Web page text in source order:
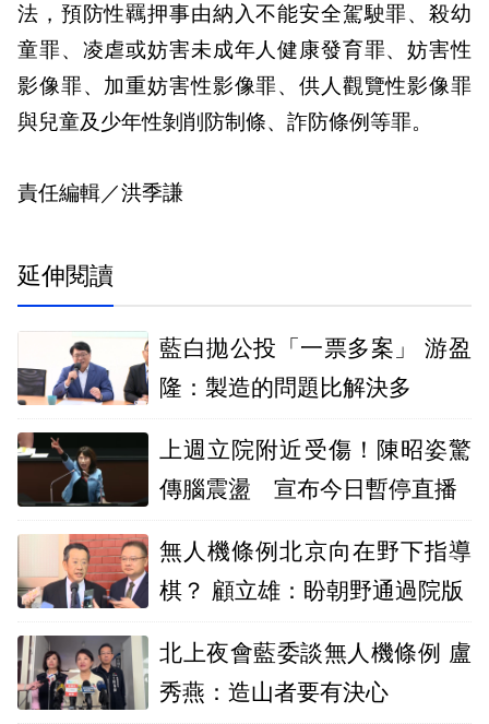
法，預防性羈押事由納入不能安全駕駛罪、殺幼
童罪、凌虐或妨害未成年人健康發育罪、妨害性
影像罪、加重妨害性影像罪、供人觀覽性影像罪
與兒童及少年性剝削防制條、詐防條例等罪。
責任編輯／洪季謙
延伸閱讀
藍白拋公投「一票多案」 游盈
隆：製造的問題比解決多
上週立院附近受傷！陳昭姿驚
傳腦震盪 宣布今日暫停直播
無人機條例北京向在野下指導
棋？ 顧立雄：盼朝野通過院版
北上夜會藍委談無人機條例 盧
秀燕：造山者要有決心